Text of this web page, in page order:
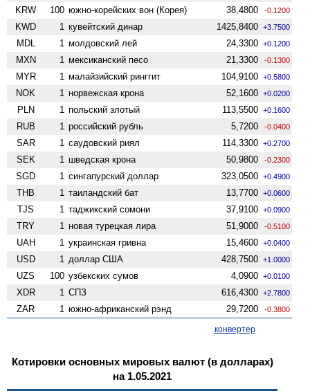
KRW 100 южно-корейских вон (Корея) 38,4800 -0.1200
KWD 1 кувейтский динар 1425,8400 +3.7500
MDL 1 молдовский лей 24,3300 +0.1200
MXN 1 мексиканский песо 21,3300 -0.1300
MYR 1 малайзийский ринггит 104,9100 +0.5800
NOK 1 норвежская крона 52,1600 +0.0200
PLN 1 польский злотый 113,5500 +0.1600
RUB 1 российский рубль 5,7200 -0.0400
SAR 1 саудовский риял 114,3300 +0.2700
SEK 1 шведская крона 50,9800 -0.2300
SGD 1 сингапурский доллар 323,0500 +0.4900
THB 1 таиландский бат 13,7700 +0.0600
TJS 1 таджикский сомони 37,9100 +0.0900
TRY 1 новая турецкая лира 51,9000 -0.5100
UAH 1 украинская гривна 15,4600 +0.0400
USD 1 доллар США 428,7500 +1.0000
UZS 100 узбекских сумов 4,0900 +0.0100
XDR 1 СПЗ 616,4300 +2.7800
ZAR 1 южно-африканский рэнд 29,7200 -0.3800
конвертер
Котировки основных мировых валют (в долларах)
на 1.05.2021